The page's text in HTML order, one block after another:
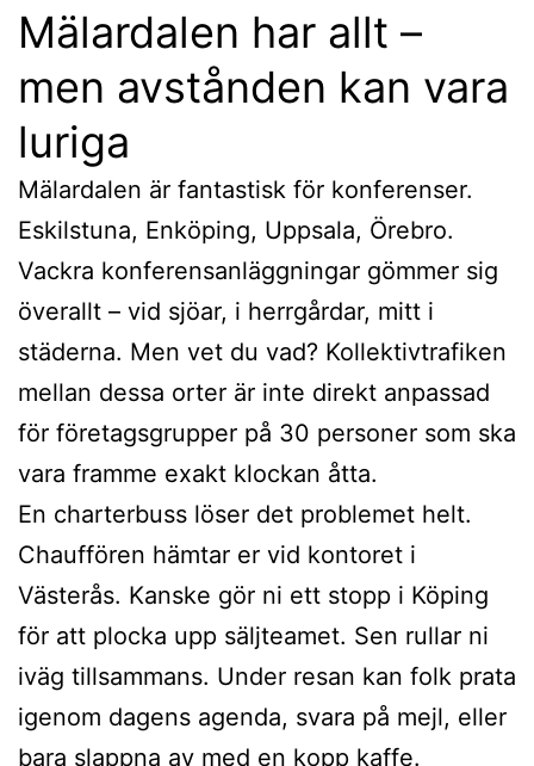
Mälardalen har allt –
men avstånden kan vara
luriga
Mälardalen är fantastisk för konferenser.
Eskilstuna, Enköping, Uppsala, Örebro.
Vackra konferensanläggningar gömmer sig
överallt – vid sjöar, i herrgårdar, mitt i
städerna. Men vet du vad? Kollektivtrafiken
mellan dessa orter är inte direkt anpassad
för företagsgrupper på 30 personer som ska
vara framme exakt klockan åtta.
En charterbuss löser det problemet helt.
Chauffören hämtar er vid kontoret i
Västerås. Kanske gör ni ett stopp i Köping
för att plocka upp säljteamet. Sen rullar ni
iväg tillsammans. Under resan kan folk prata
igenom dagens agenda, svara på mejl, eller
bara slappna av med en kopp kaffe.